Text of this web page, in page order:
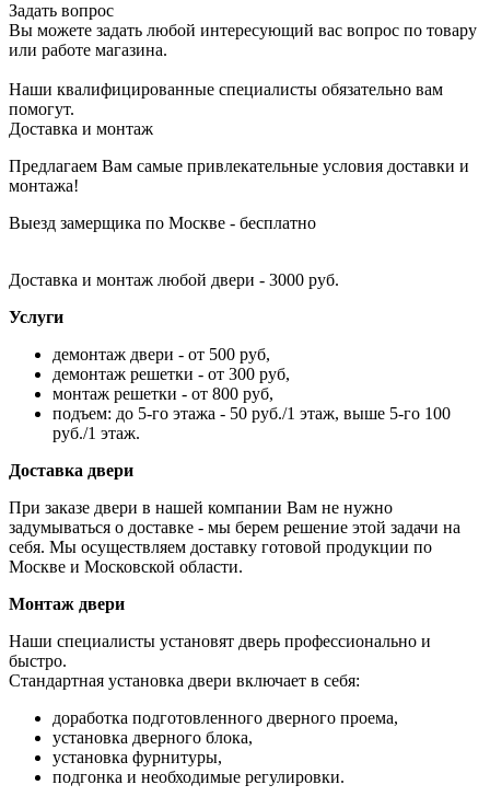
Задать вопрос
Вы можете задать любой интересующий вас вопрос по товару
или работе магазина.
Наши квалифицированные специалисты обязательно вам
помогут.
Доставка и монтаж
Предлагаем Вам самые привлекательные условия доставки и
монтажа!
Выезд замерщика по Москве - бесплатно
Доставка и монтаж любой двери - 3000 руб.
Услуги
демонтаж двери - от 500 руб,
демонтаж решетки - от 300 руб,
монтаж решетки - от 800 руб,
подъем: до 5-го этажа - 50 руб./1 этаж, выше 5-го 100
руб./1 этаж.
Доставка двери
При заказе двери в нашей компании Вам не нужно
задумываться о доставке - мы берем решение этой задачи на
себя. Мы осуществляем доставку готовой продукции по
Москве и Московской области.
Монтаж двери
Наши специалисты установят дверь профессионально и
быстро.
Стандартная установка двери включает в себя:
доработка подготовленного дверного проема,
установка дверного блока,
установка фурнитуры,
подгонка и необходимые регулировки.